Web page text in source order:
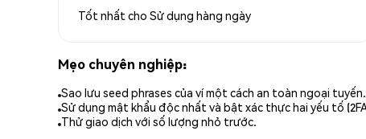
Tốt nhất cho Sử dụng hàng ngày
Mẹo chuyên nghiệp:
Sao lưu seed phrases của ví một cách an toàn ngoại tuyến.
Sử dụng mật khẩu độc nhất và bật xác thực hai yếu tố
Thử giao dịch với số lượng nhỏ trước.